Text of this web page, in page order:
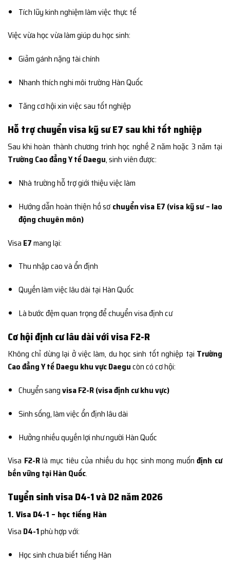
Tích lũy kinh nghiệm làm việc thực tế
Việc vừa học vừa làm giúp du học sinh:
Giảm gánh nặng tài chính
Nhanh thích nghi môi trường Hàn Quốc
Tăng cơ hội xin việc sau tốt nghiệp
Hỗ trợ chuyển visa kỹ sư E7 sau khi tốt nghiệp
Sau khi hoàn thành chương trình học nghề 2 năm hoặc 3 năm tại
Trường Cao đẳng Y tế Daegu, sinh viên được:
Nhà trường hỗ trợ giới thiệu việc làm
Hướng dẫn hoàn thiện hồ sơchuyển visa E7 (visa kỹ sư – lao
động chuyên môn)
Visa E7mang lại:
Thu nhập cao và ổn định
Quyền làm việc lâu dài tại Hàn Quốc
Là bước đệm quan trọng để chuyển visa định cư
Cơ hội định cư lâu dài với visa F2-R
Không chỉ dừng lại ở việc làm, du học sinh tốt nghiệp tại Trường
Cao đẳng Y tế Daegu khu vực Daegucòn có cơ hội:
Chuyển sangvisa F2-R (visa định cư khu vực)
Sinh sống, làm việc ổn định lâu dài
Hưởng nhiều quyền lợi như người Hàn Quốc
Visa F2-Rlà mục tiêu của nhiều du học sinh mong muốnđịnh cư
bền vững tại Hàn Quốc.
Tuyển sinh visa D4-1 và D2 năm 2026
1. Visa D4-1 – học tiếng Hàn
Visa D4-1phù hợp với:
Học sinh chưa biết tiếng Hàn